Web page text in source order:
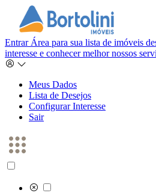
Entrar Área para sua lista de imóveis
interesse e conhecer melhor nossos
Meus Dados
Lista de Desejos
Configurar Interesse
Sair